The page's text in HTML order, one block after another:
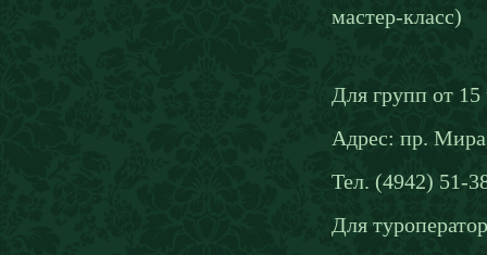
мастер-класс)
Для групп от 15
Адрес: пр.
Тел. (4942) 51-
Для